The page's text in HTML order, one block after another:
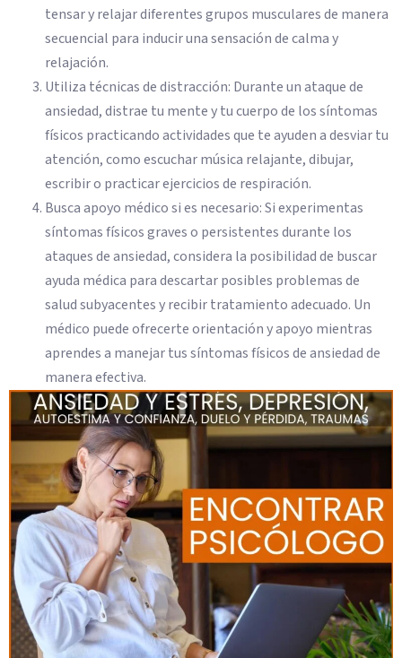
tensar y relajar diferentes grupos musculares de manera
secuencial para inducir una sensación de calma y
relajación.
Utiliza técnicas de distracción: Durante un ataque de
ansiedad, distrae tu mente y tu cuerpo de los síntomas
físicos practicando actividades que te ayuden a desviar tu
atención, como escuchar música relajante, dibujar,
escribir o practicar ejercicios de respiración.
Busca apoyo médico si es necesario: Si experimentas
síntomas físicos graves o persistentes durante los
ataques de ansiedad, considera la posibilidad de buscar
ayuda médica para descartar posibles problemas de
salud subyacentes y recibir tratamiento adecuado. Un
médico puede ofrecerte orientación y apoyo mientras
aprendes a manejar tus síntomas físicos de ansiedad de
manera efectiva.